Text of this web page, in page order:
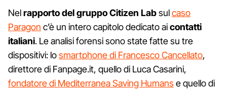
Nelrapporto del gruppo Citizen Labsulcaso
Paragon c’è un intero capitolo dedicato aicontatti
italiani. Le analisi forensi sono state fatte su tre
dispositivi: losmartphone di Francesco Cancellato,
direttore di Fanpage.it, quello di Luca Casarini,
fondatore di Mediterranea Saving Humans e quello di